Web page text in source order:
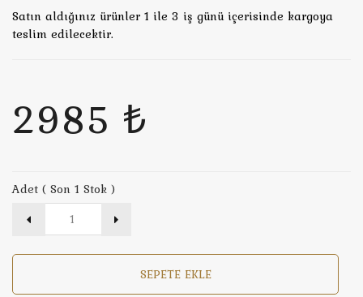
Satın aldığınız ürünler 1 ile 3 iş günü içerisinde kargoya
teslim edilecektir.
2985 ₺
Adet ( Son 1 Stok )
SEPETE EKLE